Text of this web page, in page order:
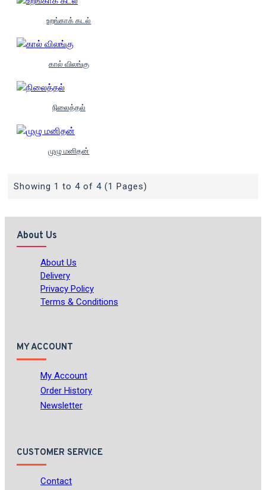
உறங்காக் கடல்
கால் விலங்கு
நிலைத்தல்
முழு மனிதன்
Showing 1 to 4 of 4 (1 Pages)
About Us
About Us
Delivery
Privacy Policy
Terms & Conditions
MY ACCOUNT
My Account
Order History
Newsletter
CUSTOMER SERVICE
Contact